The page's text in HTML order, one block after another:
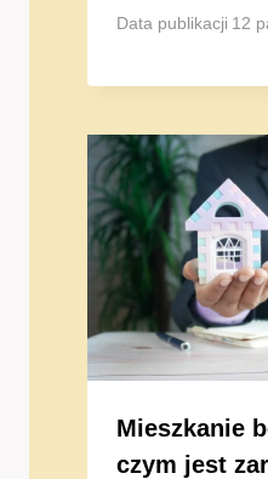
Data publikacji 12
Mieszkanie
czym jest